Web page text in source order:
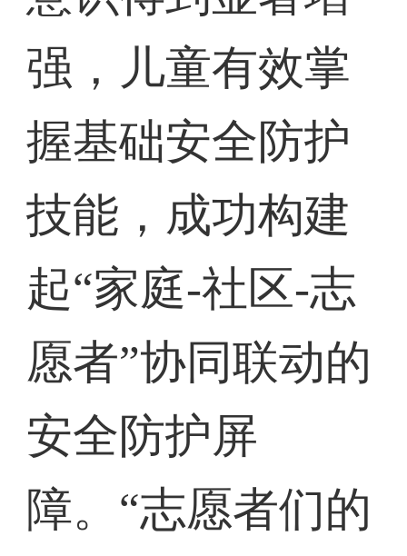
强，儿童有效掌
握基础安全防护
技能，成功构建
起“家庭-社区-志
愿者”协同联动的
安全防护屏
障。“志愿者们的